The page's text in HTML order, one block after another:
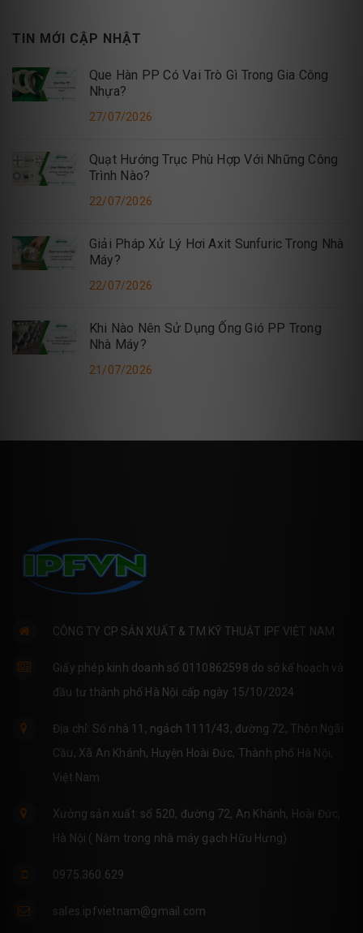
TIN MỚI CẬP NHẬT
Que Hàn PP Có Vai Trò Gì Trong Gia Công
Nhựa?
27/07/2026
Quạt Hướng Trục Phù Hợp Với Những Công
Trình Nào?
22/07/2026
Giải Pháp Xử Lý Hơi Axit Sunfuric Trong Nhà
Máy?
22/07/2026
Khi Nào Nên Sử Dụng Ống Gió PP Trong
Nhà Máy?
21/07/2026
CÔNG TY CP SẢN XUẤT & TM KỸ THUẬT IPF VIỆT NAM
Giấy phép kinh doanh số 0110862598 do sở kế hoạch và
đầu tư thành phố Hà Nội cấp ngày 15/10/2024
Địa chỉ: Số nhà 11, ngách 1111/43, đường 72, Thôn Ngãi
Cầu, Xã An Khánh, Huyện Hoài Đức, Thành phố Hà Nội,
Việt Nam
Xưởng sản xuất: số 520, đường 72, An Khánh, Hoài Đức,
Hà Nội ( Nằm trong nhà máy gạch Hữu Hưng)
0975.360.629
sales.ipfvietnam@gmail.com